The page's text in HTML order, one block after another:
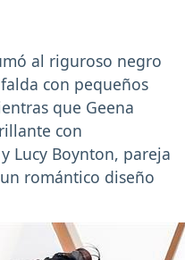
al riguroso negro
con pequeños
que Geena
con
Lucy Boynton, pareja
romántico diseño